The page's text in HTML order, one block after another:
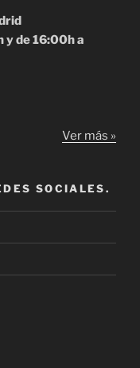
y de 16:00h a
Ver más »
SOCIALES.